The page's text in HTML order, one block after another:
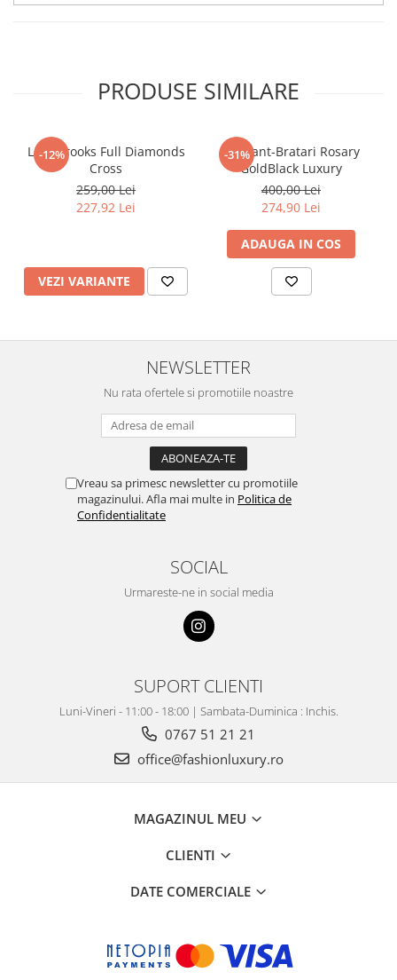
PRODUSE SIMILARE
-12%
Lant Brooks Full Diamonds
Cross
259,00 Lei
227,92 Lei
VEZI VARIANTE
-31%
Set Lant-Bratari Rosary
GoldBlack Luxury
400,00 Lei
274,90 Lei
ADAUGA IN COS
NEWSLETTER
Nu rata ofertele si promotiile noastre
Vreau sa primesc newsletter cu promotiile
magazinului. Afla mai multe in Politica de
Confidentialitate
SOCIAL
Urmareste-ne in social media
SUPORT CLIENTI
Luni-Vineri - 11:00 - 18:00 | Sambata-Duminica : Inchis.
0767 51 21 21
office@fashionluxury.ro
MAGAZINUL MEU
CLIENTI
DATE COMERCIALE